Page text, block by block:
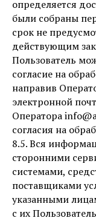
определяется
были собраны
срок не
действующим
Пользователь
согласие на
направив
электронной
Оператора
согласия на
8.5. Вся
сторонними
системами,
поставщиками
указанными
с их